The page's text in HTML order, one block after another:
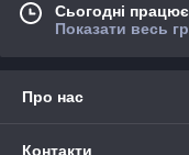
Сьогодні
Показати весь
Про нас
Контакти